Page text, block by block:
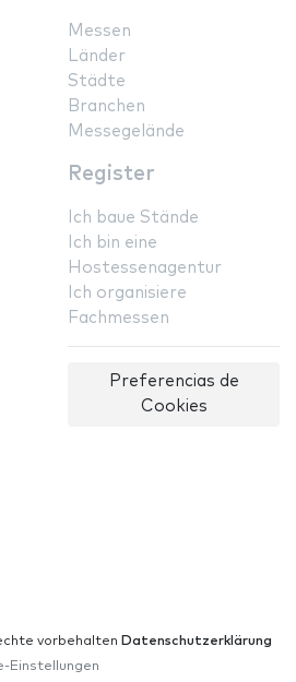
Messen
Länder
Städte
Branchen
Messegelände
Register
Ich baue Stände
Ich bin eine
Hostessenagentur
Ich organisiere
Fachmessen
Preferencias de
Cookies
vorbehalten Datenschutzerklärung
Einstellungen